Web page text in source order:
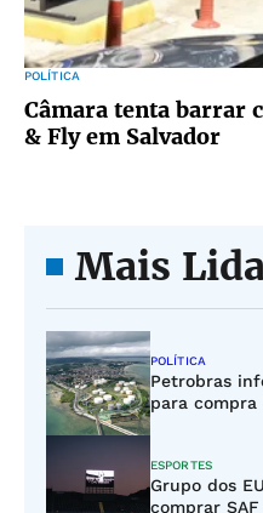
POLÍTICA
Câmara tenta barrar
& Fly em Salvador
Mais
POLÍTICA
Petrobras
para compra
ESPORTES
Grupo dos
comprar